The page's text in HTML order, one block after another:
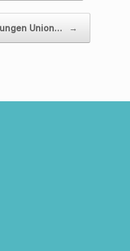
Union… →